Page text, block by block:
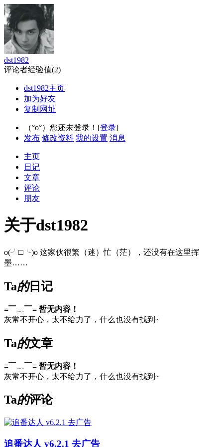
dst1982
评论者经验值(2)
dst1982主页
加为好友
复制网址
（°ο°）您还未登录！[登录]
发布 修改资料 我的设置 消息
主页
日记
文章
评论
朋友
关于dst1982
o(╯□╰)o 这家伙很繁（迷）忙（茫），还没有在这里挥
墨……
Ta的日记
≡▔﹏▔≡ 暂无内容！
灰常不开心，太不给力了，什么也没有找到~
Ta的文章
≡▔﹏▔≡ 暂无内容！
灰常不开心，太不给力了，什么也没有找到~
Ta的评论
追番达人 v6.2.1 去广告